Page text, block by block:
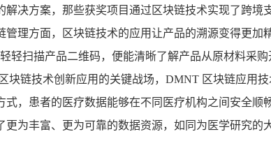
决方案，那些获奖项目通过区块链技术实现了跨境
理方面，区块链技术的应用让产品的溯源变得更加
扫描产品二维码，便能清晰了解产品从原材料采
链技术创新应用的关键战场，DMNT 区块链应用
，患者的医疗数据能够在不同医疗机构之间安全顺
为丰富、更为可靠的数据资源，如同为医学研究的